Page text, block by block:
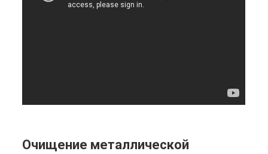
Очищение металлической